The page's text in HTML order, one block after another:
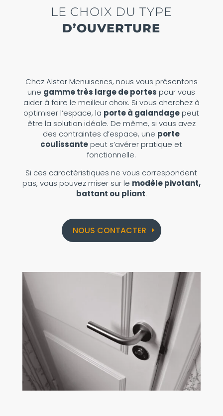
LE CHOIX DU TYPE
D’OUVERTURE
Chez Alstor Menuiseries, nous vous présentons
une gamme très large de portes pour vous
aider à faire le meilleur choix. Si vous cherchez à
optimiser l’espace, la porte à galandagepeut
être la solution idéale. De même, si vous avez
des contraintes d’espace, une porte
coulissantepeut s’avérer pratique et
fonctionnelle.
Si ces caractéristiques ne vous correspondent
pas, vous pouvez miser sur le modèle pivotant,
battant ou pliant.
NOUS CONTACTER